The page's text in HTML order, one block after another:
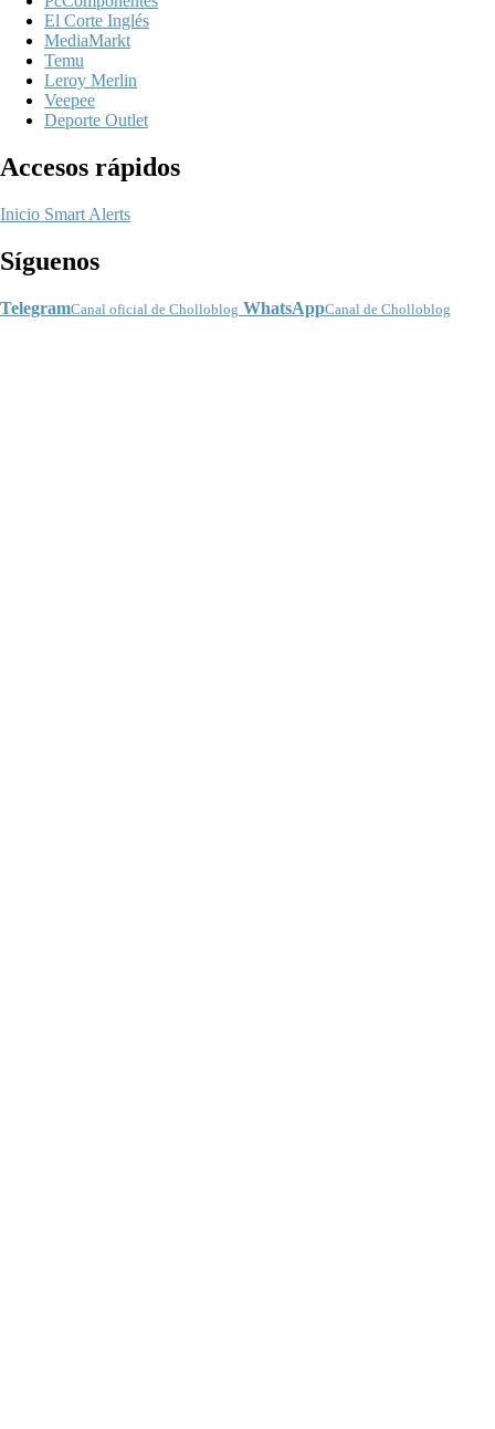
El Corte Inglés
MediaMarkt
Temu
Leroy Merlin
Veepee
Deporte Outlet
Accesos rápidos
Inicio Smart Alerts
Síguenos
TelegramCanal oficial de Cholloblog WhatsAppCanal de Cholloblog